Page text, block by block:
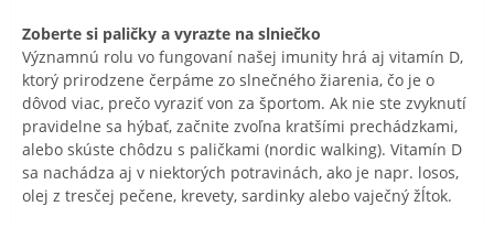
Zoberte si paličky a vyrazte na slniečko
Významnú rolu vo fungovaní našej imunity hrá aj vitamín D,
ktorý prirodzene čerpáme zo slnečného žiarenia, čo je o
dôvod viac, prečo vyraziť von za športom. Ak nie ste zvyknutí
pravidelne sa hýbať, začnite zvoľna kratšími prechádzkami,
alebo skúste chôdzu s paličkami (nordic walking). Vitamín D
sa nachádza aj v niektorých potravinách, ako je napr. losos,
olej z tresčej pečene, krevety, sardinky alebo vaječný žĺtok.